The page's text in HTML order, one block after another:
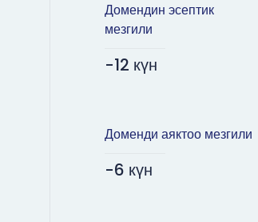
Домендин эсептик
мезгили
-12 күн
Доменди аяктоо мезгили
-6 күн